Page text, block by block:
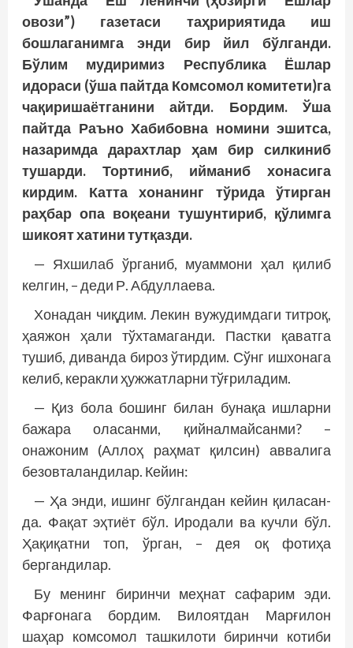
овози”) газетаси таҳририятида иш
бошлаганимга энди бир йил бўлганди.
Бўлим мудиримиз Республика Ёшлар
идораси (ўша пайтда Комсомол комитети)га
чақиришаётганини айтди. Бордим. Ўша
пайт­­да Раъно Хабибовна номини эшитса,
назаримда дарахтлар ҳам бир силкиниб
тушарди. Тортиниб, ийманиб хонасига
кирдим. Катта хонанинг тўрида ўтирган
раҳбар опа воқеани тушунтириб, қўлимга
шикоят хатини тутқазди.
— Яхшилаб ўрганиб, муаммони ҳал қилиб
келгин, – деди Р. Абдуллаева.
Хонадан чиқдим. Лекин вужудимдаги тит­роқ,
ҳаяжон ҳали тўхтамаганди. Пастки қаватга
тушиб, диванда бироз ўтирдим. Сўнг ишхонага
келиб, керакли ҳужжатларни тўғриладим.
— Қиз бола бошинг билан бунақа ишларни
бажара оласанми, қийналмайсанми? –
онажоним (Аллоҳ раҳмат қилсин) аввалига
безов­таландилар. Кейин:
— Ҳа энди, ишинг бўлгандан кейин қиласан-
да. Фақат эҳтиёт бўл. Иродали ва кучли бўл.
Ҳақиқатни топ, ўрган, – дея оқ фотиҳа
бергандилар.
Бу менинг биринчи меҳнат сафарим эди.
Фарғонага бордим. Вилоятдан Марғилон
шаҳар комсомол ташкилоти биринчи котиби